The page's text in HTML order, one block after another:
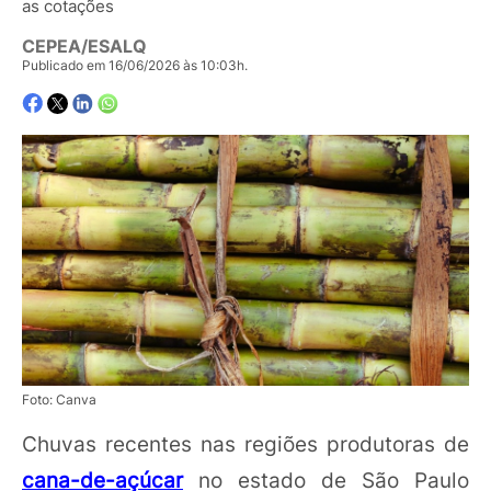
as cotações
CEPEA/ESALQ
Publicado em 16/06/2026 às 10:03h.
Foto: Canva
Chuvas recentes nas regiões produtoras de
cana-de-açúcarno estado de São Paulo